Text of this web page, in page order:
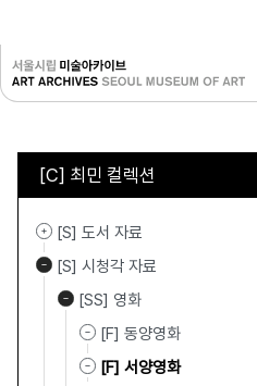
[C] 최민 컬렉션
[S] 도서 자료
[S] 시청각 자료
[SS] 영화
[F] 동양영화
[F] 서양영화